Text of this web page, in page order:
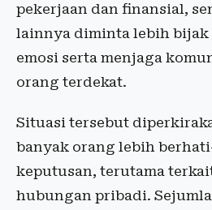
pekerjaan dan finansial,
lainnya diminta lebih bijak
emosi serta menjaga
orang terdekat.
Situasi tersebut
banyak orang lebih
keputusan, terutama
hubungan pribadi.